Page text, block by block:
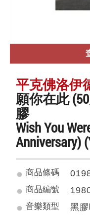
平克佛洛伊
願你在此
膠
Wish You
Anniversary)
商品條碼
商品編號
音樂類型 黑